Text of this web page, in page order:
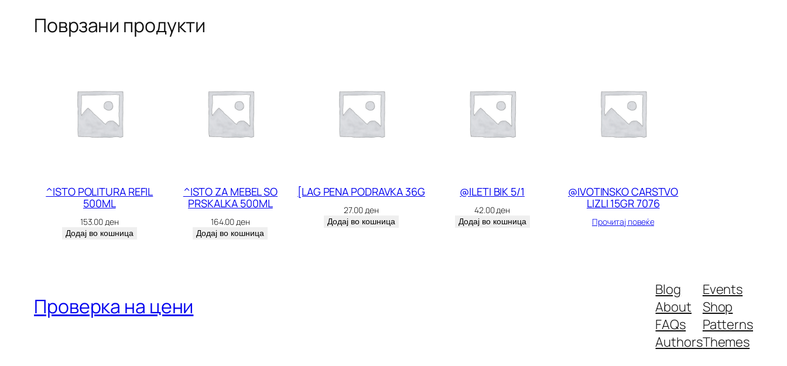
M
0
R
9
Поврзани продукти
^ISTO POLITURA REFIL
500ML
153.00 ден
Додај во кошница
^ISTO ZA MEBEL SO
PRSKALKA 500ML
164.00 ден
Додај во кошница
[LAG PENA PODRAVKA 36G
27.00 ден
Додај во кошница
@ILETI BIK 5/1
42.00ден
Додај во кошница
@IVOTINSKO CARSTVO
LIZLI 15GR 7076
Прочитај повеќе
Проверка на цени
Blog
About
FAQs
Authors
Events
Shop
Patterns
Themes